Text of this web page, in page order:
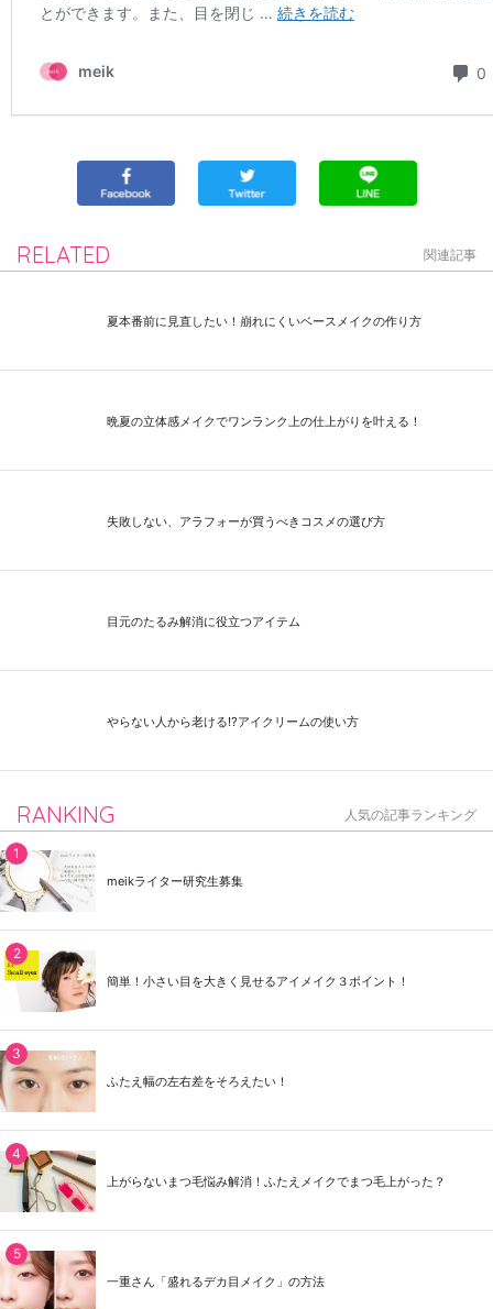
RELATED 関連記事
夏本番前に見直したい！崩れにくいベースメイクの作り方
晩夏の立体感メイクでワンランク上の仕上がりを叶える！
失敗しない、アラフォーが買うべきコスメの選び方
目元のたるみ解消に役立つアイテム
やらない人から老ける⁉アイクリームの使い方
RANKING 人気の記事ランキング
meikライター研究生募集
簡単！小さい目を大きく見せるアイメイク３ポイント！
ふたえ幅の左右差をそろえたい！
上がらないまつ毛悩み解消！ふたえメイクでまつ毛上がった？
一重さん「盛れるデカ目メイク」の方法